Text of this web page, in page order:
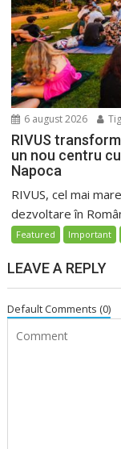
6 august 2026
RIVUS
un nou centru
Napoca
RIVUS, cel mai
dezvoltare în
Featured Important
LEAVE A REPLY
Default Comments (0)